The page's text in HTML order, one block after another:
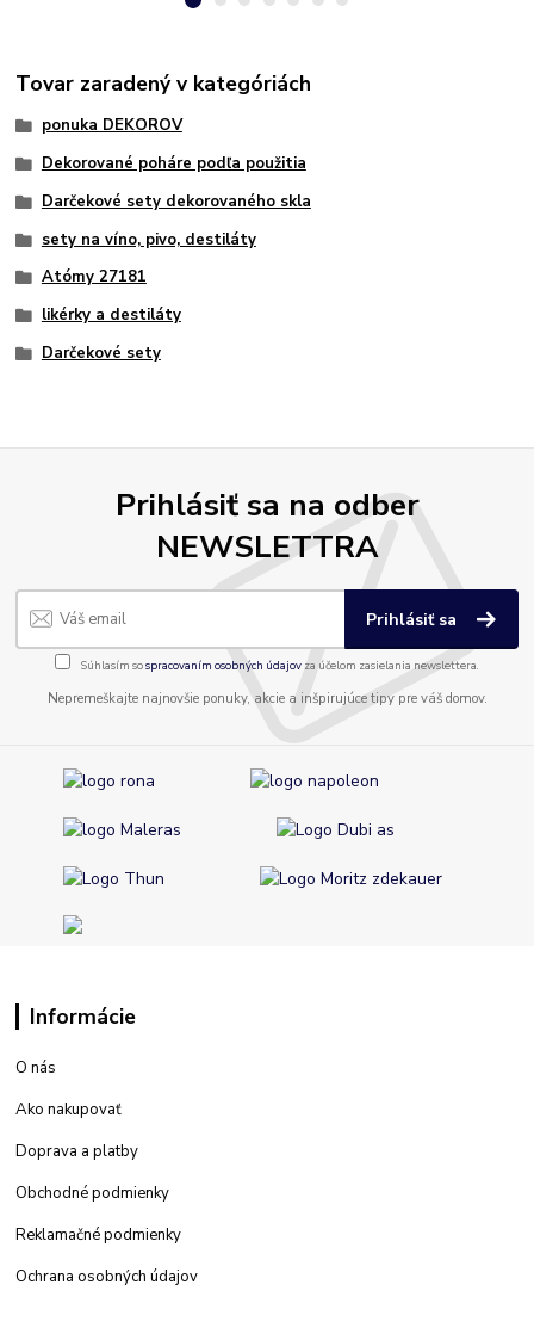
Tovar zaradený v kategóriách
ponuka DEKOROV
Dekorované poháre podľa použitia
Darčekové sety dekorovaného skla
sety na víno, pivo, destiláty
Atómy 27181
likérky a destiláty
Darčekové sety
Prihlásiť sa na odber
NEWSLETTRA
Prihlásiť sa
Súhlasím sospracovaním osobných údajov za účelom zasielania newslettera.
Nepremeškajte najnovšie ponuky, akcie a inšpirujúce tipy pre váš domov.
Informácie
O nás
Ako nakupovať
Doprava a platby
Obchodné podmienky
Reklamačné podmienky
Ochrana osobných údajov